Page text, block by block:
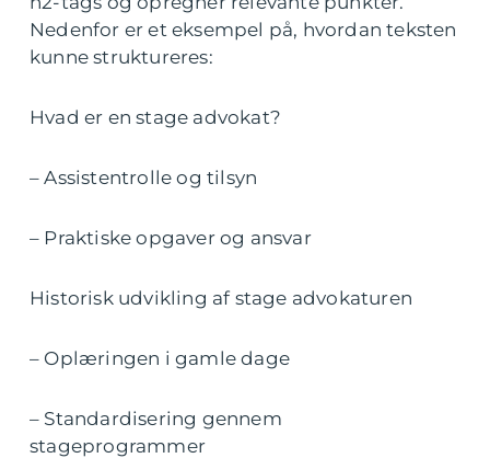
Nedenfor er et eksempel på, hvordan teksten
kunne struktureres:
Hvad er en stage advokat?
– Assistentrolle og tilsyn
– Praktiske opgaver og ansvar
Historisk udvikling af stage advokaturen
– Oplæringen i gamle dage
– Standardisering gennem
stageprogrammer